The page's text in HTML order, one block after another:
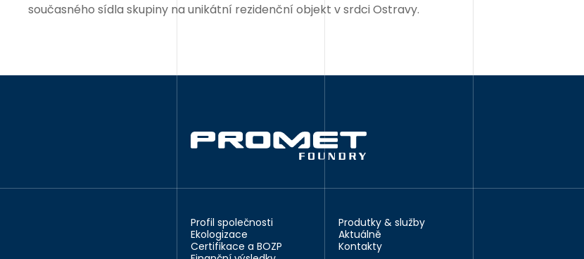
současného sídla skupiny na unikátní rezidenční objekt v srdci Ostravy.
Profil společnosti
Ekologizace
Certifikace a BOZP
Produtky & služby
Aktuálně
Kontakty